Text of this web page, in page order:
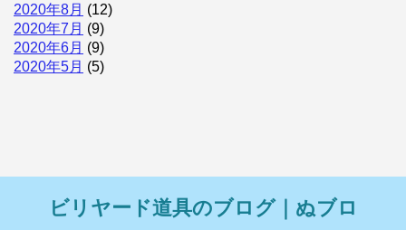
2020年8月 (12)
2020年7月 (9)
2020年6月 (9)
2020年5月 (5)
ビリヤード道具のブログ｜ぬブロ